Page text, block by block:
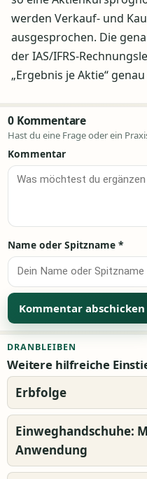
werden Verkauf- und
ausgesprochen. Die
der IAS/IFRS-
„Ergebnis je Aktie“
0 Kommentare
Hast du eine Frage oder ein
Kommentar
Name oder Spitzname *
DRANBLEIBEN
Weitere hilfreiche
Erbfolge
Einweghandschuhe:
Anwendung